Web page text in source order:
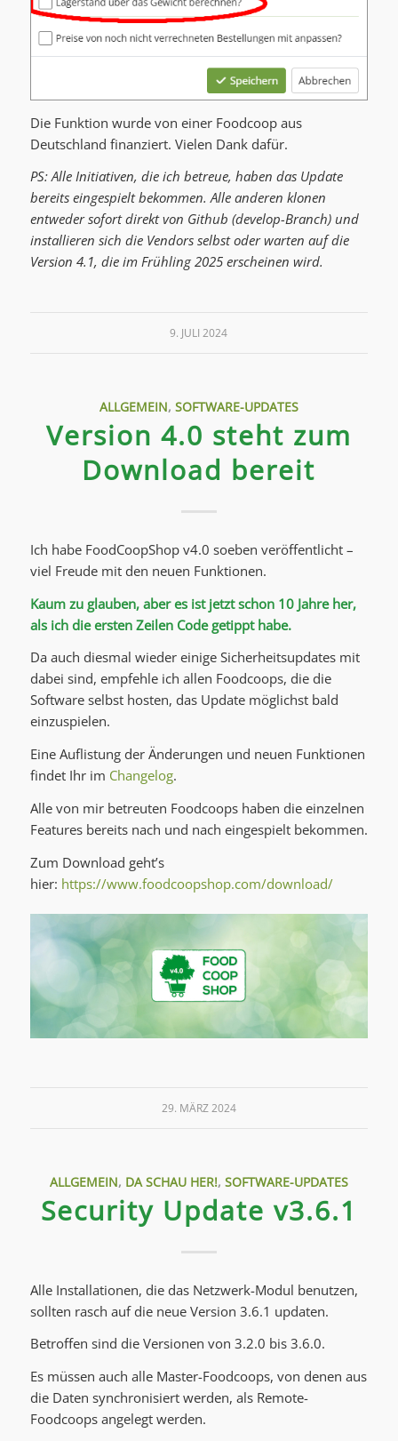
Die Funktion wurde von einer Foodcoop aus
Deutschland finanziert. Vielen Dank dafür.
PS: Alle Initiativen, die ich betreue, haben das Update
bereits eingespielt bekommen. Alle anderen klonen
entweder sofort direkt von Github (develop-Branch) und
installieren sich die Vendors selbst oder warten auf die
Version 4.1, die im Frühling 2025 erscheinen wird.
9. JULI 2024
ALLGEMEIN, SOFTWARE-UPDATES
Version 4.0 steht zum
Download bereit
Ich habe FoodCoopShop v4.0 soeben veröffentlicht –
viel Freude mit den neuen Funktionen.
Kaum zu glauben, aber es ist jetzt schon 10 Jahre her,
als ich die ersten Zeilen Code getippt habe.
Da auch diesmal wieder einige Sicherheitsupdates mit
dabei sind, empfehle ich allen Foodcoops, die die
Software selbst hosten, das Update möglichst bald
einzuspielen.
Eine Auflistung der Änderungen und neuen Funktionen
findet Ihr im Changelog.
Alle von mir betreuten Foodcoops haben die einzelnen
Features bereits nach und nach eingespielt bekommen.
Zum Download geht’s
hier: https://www.foodcoopshop.com/download/
29. MÄRZ 2024
ALLGEMEIN, DA SCHAU HER!, SOFTWARE-UPDATES
Security Update v3.6.1
Alle Installationen, die das Netzwerk-Modul benutzen,
sollten rasch auf die neue Version 3.6.1 updaten.
Betroffen sind die Versionen von 3.2.0 bis 3.6.0.
Es müssen auch alle Master-Foodcoops, von denen aus
die Daten synchronisiert werden, als Remote-
Foodcoops angelegt werden.